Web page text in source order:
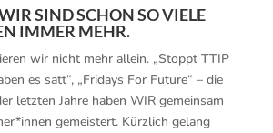
SIND SCHON SO VIELE
IMMER MEHR.
wir nicht mehr allein. „Stoppt TTIP
es satt“, „Fridays For Future“ – die
letzten Jahre haben WIR gemeinsam
gemeistert. Kürzlich gelang